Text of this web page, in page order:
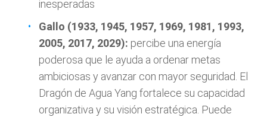
inesperadas
Gallo (1933, 1945, 1957, 1969, 1981, 1993,
2005, 2017, 2029): percibe una energía
poderosa que le ayuda a ordenar metas
ambiciosas y avanzar con mayor seguridad. El
Dragón de Agua Yang fortalece su capacidad
organizativa y su visión estratégica. Puede